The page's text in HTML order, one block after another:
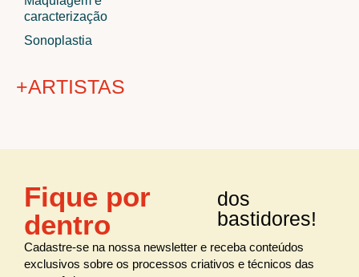
caracterização
Sonoplastia
+ARTISTAS
Audiovisual
Cenografia
Figurino
Iluminação
artistas
dos
bastidores!
Fique por
dentro
Cadastre-se na nossa newsletter e receba conteúdos
exclusivos sobre os processos criativos e técnicos das